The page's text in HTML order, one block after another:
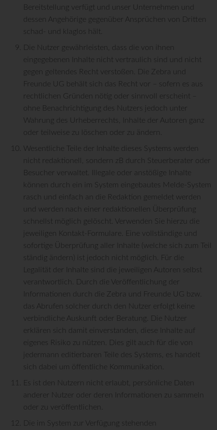
Bereitstellung verfügt und unser Unternehmen und
dessen Angehörige gegenüber Ansprüchen von Dritten
schad- und klaglos hält.
Die Nutzer gewährleisten, dass die von ihnen
eingegebenen Inhalte nicht vertraulich sind und nicht
gegen geltendes Recht verstoßen. Die Zebra und
Freunde UG behält sich das Recht vor – sofern es aus
rechtlichen Gründen nötig oder sinnvoll erscheint –
ohne Benachrichtigung des Nutzers jedoch unter
Wahrung des Urheberrechts, Inhalte der Autoren ganz
oder teilweise zu löschen oder zu ändern.
Wesentliche Teile der Inhalte dieses Systems werden
nicht redaktionell, sondern zB durch Steuerberater oder
Besucher verwaltet. Illegale oder anstößige Inhalte
können durch ein im System eingebautes Melde-System
rasch und einfach an die Redaktion gemeldet werden
und werden nach einer redaktionellen Überprüfung
schnellst möglich gelöscht. Verwenden Sie hierzu die
jeweiligen Kontakt-Formulare. Eine vollständige und
sofortige Überprüfung aller Inhalte (welche sich zum Teil
ständig ändern) ist jedoch nicht möglich. Für die
Legalität der Inhalte sind die jeweiligen Autoren selbst
verantwortlich. Durch die Veröffentlichung der
Informationen durch die Zebra und Freunde UG bzw.
das Abrufen solcher durch den Nutzer erfolgt keine
verbindliche Auskunft oder Beratung. Die Nutzer
erklären sich damit einverstanden, diese Inhalte auf
eigenes Risiko zu nützen. Dies gilt auch für die von
jedermann editierbaren Teile des Systems, es handelt
sich dabei um öffentliche Kommunikation.
Es ist den Nutzern nicht erlaubt, persönliche Daten
anderer Nutzer oder deren Informationen zu sammeln
oder zu veröffentlichen.
Die im System zur Verfügung stehenden